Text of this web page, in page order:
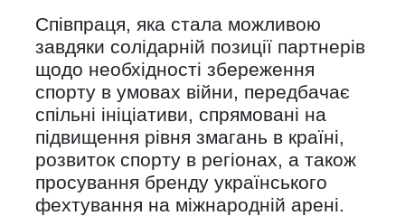
Співпраця, яка стала можливою
завдяки солідарній позиції партнерів
щодо необхідності збереження
спорту в умовах війни, передбачає
спільні ініціативи, спрямовані на
підвищення рівня змагань в країні,
розвиток спорту в регіонах, а також
просування бренду українського
фехтування на міжнародній арені.